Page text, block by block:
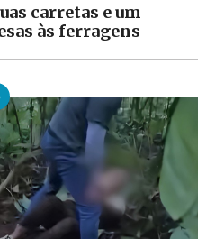
carretas e um
às ferragens